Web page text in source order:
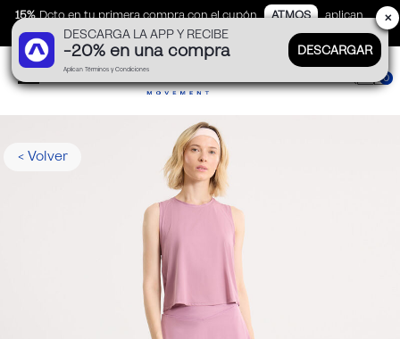
15% Dcto en tu primera compra con el cupón ATMOS
aplican
TyC
0
< Volver
DESCARGA LA APP Y RECIBE
-20% en una compra
Aplican Términos y Condiciones
DESCARGAR
✕